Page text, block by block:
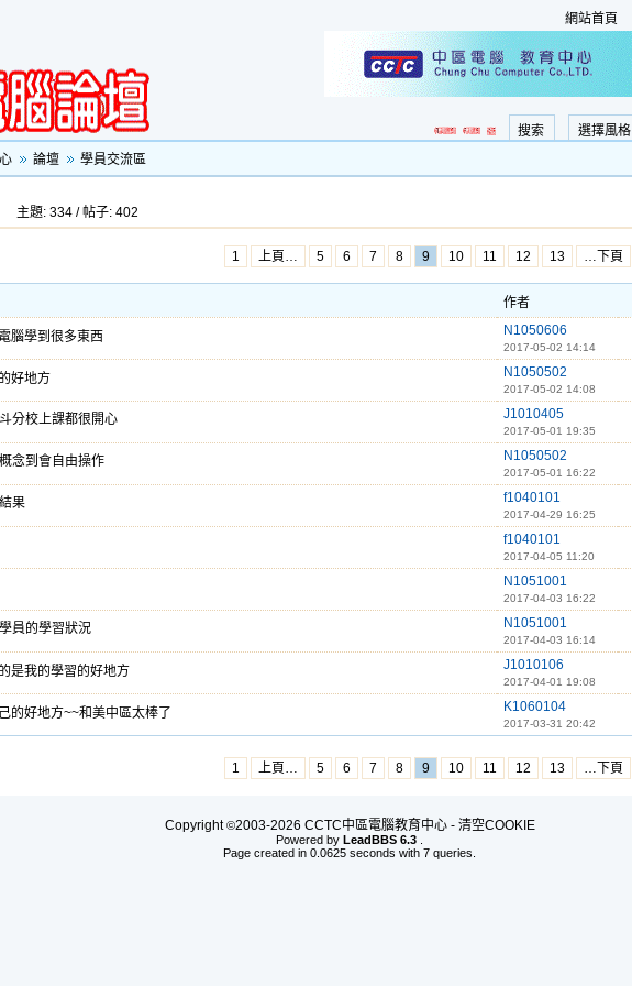
網站首頁
選擇風格
搜索
論壇 學員交流區
主題: 334 / 帖子: 402
1 上頁… 5 6 7 8 9 10 11 12 13 …下頁
作者
腦學到很多東西 N1050606
2017-05-02 14:14
好地方 N1050502
2017-05-02 14:08
分校上課都很開心 J1010405
2017-05-01 19:35
念到會自由操作 N1050502
2017-05-01 16:22
果 f1040101
2017-04-29 16:25
f1040101
2017-04-05 11:20
N1051001
2017-04-03 16:22
員的學習狀況 N1051001
2017-04-03 16:14
是我的學習的好地方 J1010106
2017-04-01 19:08
的好地方~~和美中區太棒了 K1060104
2017-03-31 20:42
1 上頁… 5 6 7 8 9 10 11 12 13 …下頁
Copyright©2003-2026 CCTC中區電腦教育中心 - 清空COOKIE
Powered by LeadBBS 6.3
Page created in 0.0625 seconds with 7 queries.